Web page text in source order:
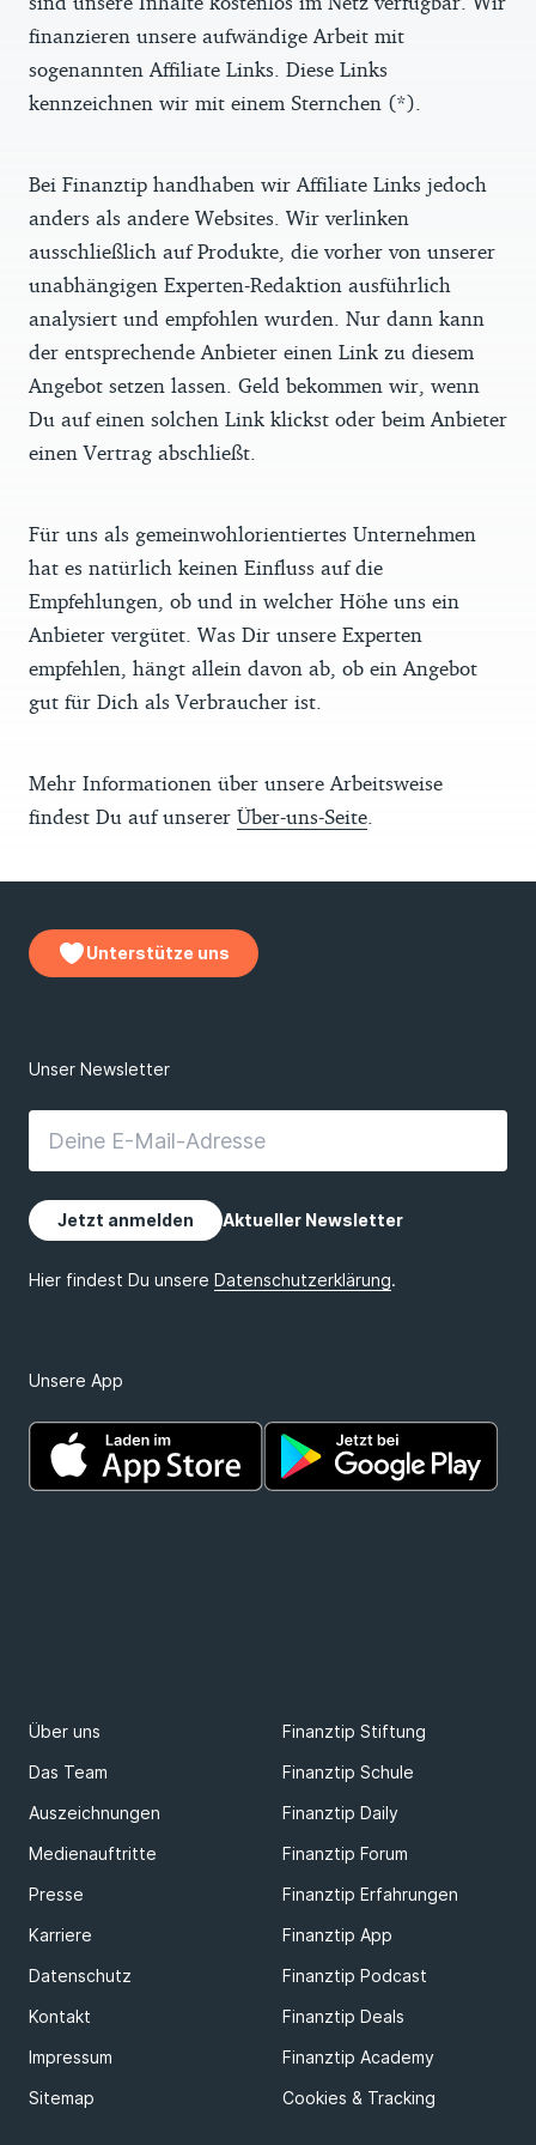
finanzieren unsere aufwändige Arbeit mit
sogenannten Affiliate Links. Diese Links
kennzeichnen wir mit einem Sternchen (*).
Bei Finanztip handhaben wir Affiliate Links jedoch
anders als andere Websites. Wir verlinken
ausschließlich auf Produkte, die vorher von unserer
unabhängigen Experten-Redaktion ausführlich
analysiert und empfohlen wurden. Nur dann kann
der entsprechende Anbieter einen Link zu diesem
Angebot setzen lassen. Geld bekommen wir, wenn
Du auf einen solchen Link klickst oder beim Anbieter
einen Vertrag abschließt.
Für uns als gemeinwohlorientiertes Unternehmen
hat es natürlich keinen Einfluss auf die
Empfehlungen, ob und in welcher Höhe uns ein
Anbieter vergütet. Was Dir unsere Experten
empfehlen, hängt allein davon ab, ob ein Angebot
gut für Dich als Verbraucher ist.
Mehr Informationen über unsere Arbeitsweise
findest Du auf unserer Über-uns-Seite.
Unterstütze uns
Unsere App
Über uns
Finanztip Stiftung
Das Team
Finanztip Schule
Auszeichnungen
Finanztip Daily
Medienauftritte
Finanztip Forum
Presse
Finanztip Erfahrungen
Karriere
Finanztip App
Datenschutz
Finanztip Podcast
Kontakt
Finanztip Deals
Impressum
Finanztip Academy
Sitemap
Cookies & Tracking